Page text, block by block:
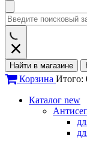
Найти в магазине
Корзина Итого:
Каталог new